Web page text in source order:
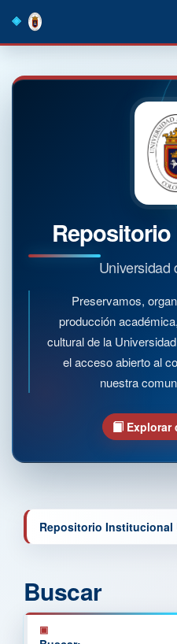
navigation
Universidad
Preservamos,
producción
cultural de la
el acceso abierto al
nuestra
Explorar
Repositorio Institucional
Buscar